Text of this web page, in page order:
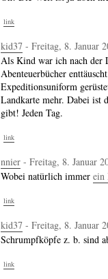
link
kid37 - Freitag, 8. Januar
Als Kind war ich nach der
Abenteuerbücher
Expeditionsuniform
Landkarte mehr. Dabei ist
gibt! Jeden Tag.
link
nnier - Freitag, 8. Januar
Wobei natürlich immer ein
link
kid37 - Freitag, 8. Januar
Schrumpfköpfe z. b. sind
link